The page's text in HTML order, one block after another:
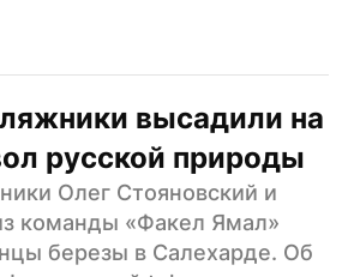
высадили на
русской природы
Олег Стояновский и
команды «Факел Ямал»
березы в Салехарде. Об